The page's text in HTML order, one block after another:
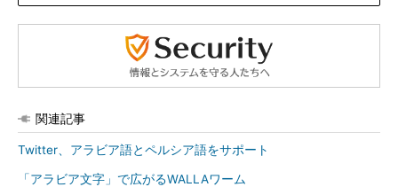
関連記事
Twitter、アラビア語とペルシア語をサポート
「アラビア文字」で広がるWALLAワーム